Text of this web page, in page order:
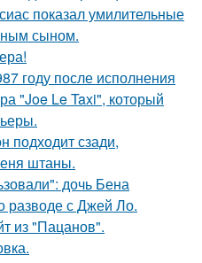
показал умилительные
сыном.
году после исполнения
"Joe Le Taxi", который
подходит сзади,
штаны.
дочь Бена
разводе с Джей Ло.
из "Пацанов".